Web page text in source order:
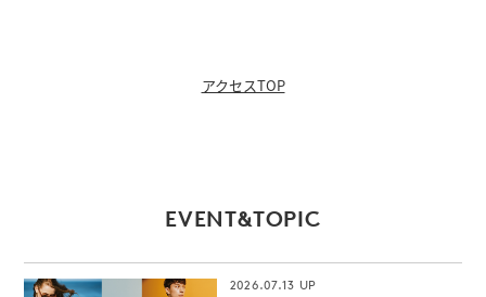
アクセスTOP
EVENT&TOPIC
2026.07.13